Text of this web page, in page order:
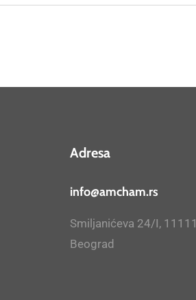
Adresa
info@amcham.rs
Smiljanićeva 24/I, 11111
Beograd